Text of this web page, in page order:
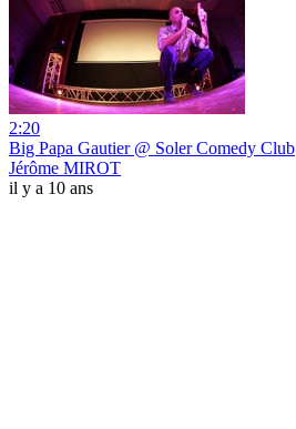
2:20
Big Papa Gautier @ Soler Comedy Club
Jérôme MIROT
il y a 10 ans